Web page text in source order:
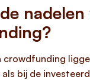
nadelen
crowdfunding
bij de